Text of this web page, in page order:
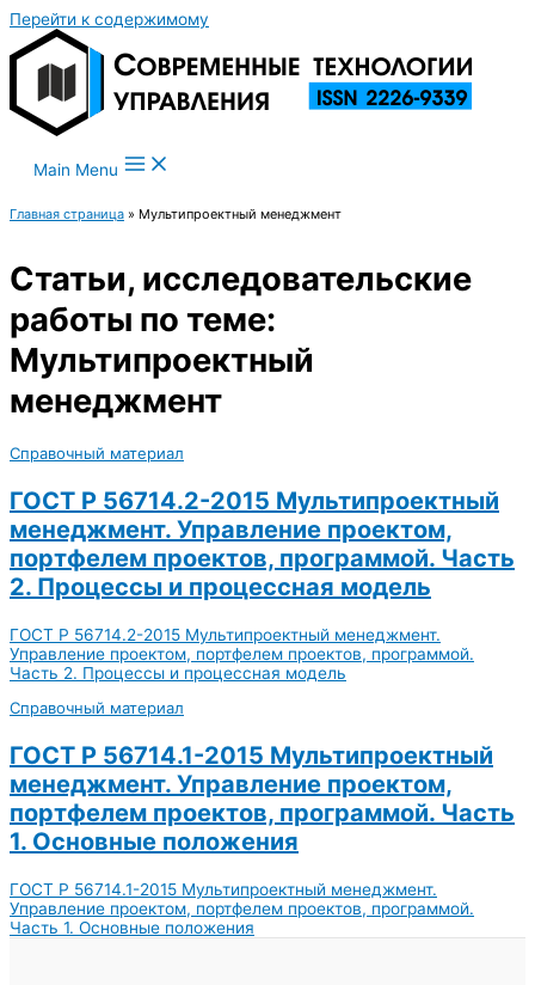
Перейти к содержимому
Main Menu
Главная страница » Мультипроектный менеджмент
Статьи, исследовательские
работы по теме:
Мультипроектный
менеджмент
Справочный материал
ГОСТ Р 56714.2-2015 Мультипроектный
менеджмент. Управление проектом,
портфелем проектов, программой. Часть
2. Процессы и процессная модель
ГОСТ Р 56714.2-2015 Мультипроектный менеджмент.
Управление проектом, портфелем проектов, программой.
Часть 2. Процессы и процессная модель
Справочный материал
ГОСТ Р 56714.1-2015 Мультипроектный
менеджмент. Управление проектом,
портфелем проектов, программой. Часть
1. Основные положения
ГОСТ Р 56714.1-2015 Мультипроектный менеджмент.
Управление проектом, портфелем проектов, программой.
Часть 1. Основные положения